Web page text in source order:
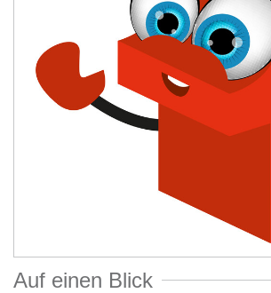
Auf einen Blick